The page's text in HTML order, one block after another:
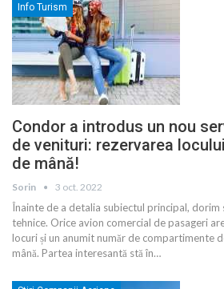
Info Turism
Condor a introdus un nou
de venituri: rezervarea
de mână!
Sorin 3 oct. 2022
Înainte de a detalia subiectul principal, dorim
tehnice. Orice avion comercial de pasageri
locuri și un anumit număr de compartimente
mână. Partea interesantă stă în…